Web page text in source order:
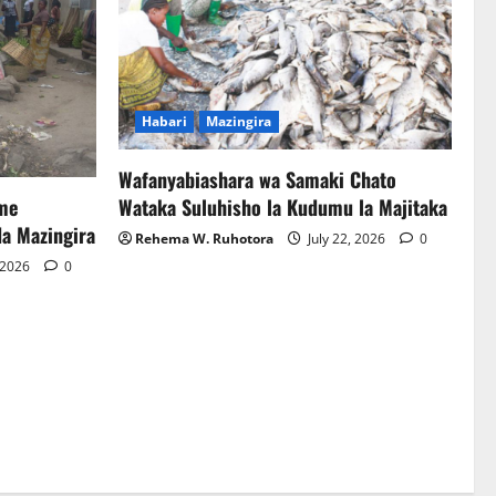
Mazingira
0
Habari Mazingira
Wafanyabiashara wa Samaki Chato
Wataka Suluhisho la Kudumu la Majitaka
Rehema W. Ruhotora July 22, 2026 0